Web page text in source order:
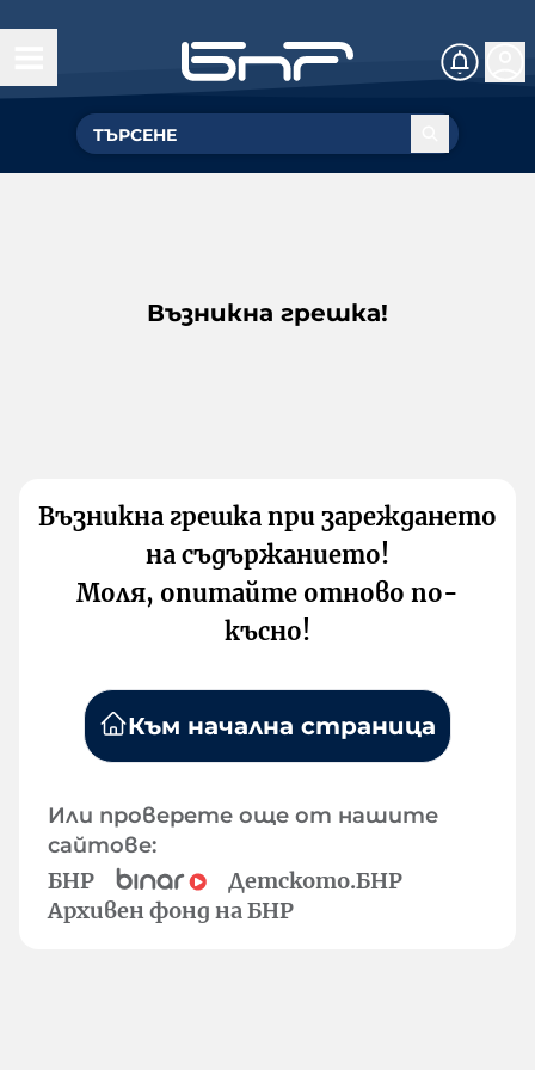
Възникна грешка!
Възникна грешка при зареждането
на съдържанието!
Моля, опитайте отново по-
късно!
Към начална страница
Или проверете още от нашите
сайтове:
БНР
Детското.БНР
Архивен фонд на БНР